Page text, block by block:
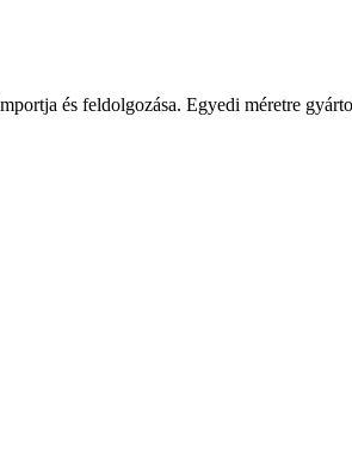
és feldolgozása. Egyedi méretre